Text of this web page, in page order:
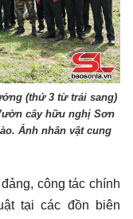
(thứ 3 từ trái sang)
cây hữu nghị Sơn
Ảnh nhân vật cung
công tác chính
tại các đồn biên